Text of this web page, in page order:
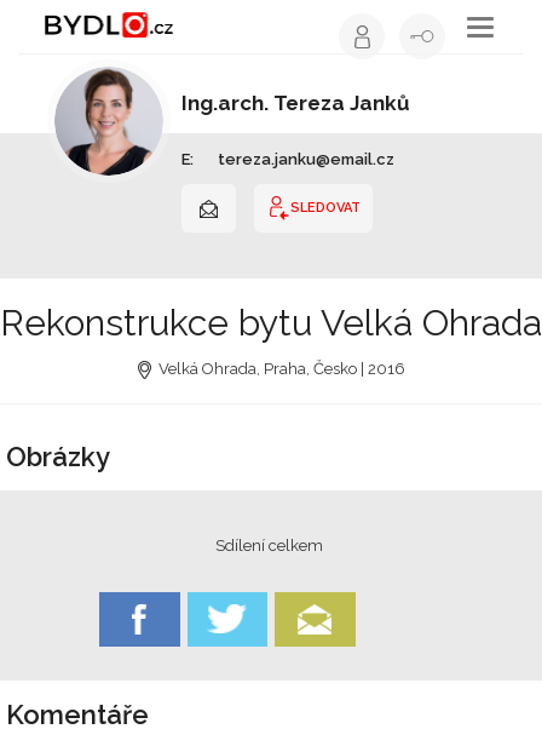
Toggle
Ing.arch. Tereza Janků
E: tereza.janku@email.cz
SLEDOVAT
Rekonstrukce bytu Velká Ohrada
Velká Ohrada, Praha, Česko | 2016
Obrázky
Sdílení celkem
Komentáře